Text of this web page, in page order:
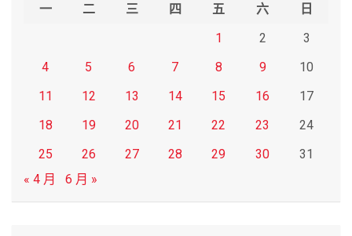
一 二 三 四 五 六
日
1
2
3
4
5 6 7 8 9
10
11
12 13 14 15 16
17
18
19 20 21 22 23
24
25
26 27 28 29 30
31
« 4 月
6 月 »